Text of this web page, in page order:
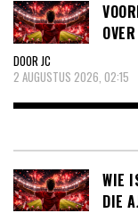
DOOR JC
2 AUGUSTUS 2026, 02:15
WIE
DIE